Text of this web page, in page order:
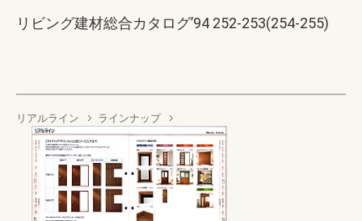
リビング建材総合カタログ’94 252-253(254-255)
リアルライン ラインナップ